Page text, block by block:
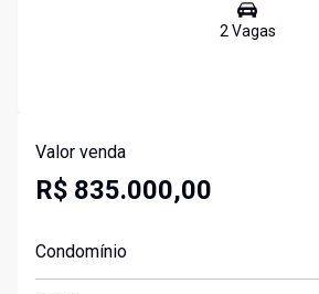
2Vagas
Valor venda
R$ 835.000,00
Condomínio